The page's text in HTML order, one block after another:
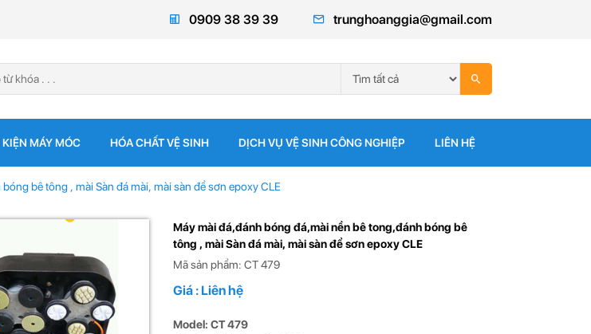
0909 38 39 39 trunghoanggia@gmail.com
MÁY MÓC HÓA CHẤT VỆ SINH DỊCH VỤ VỆ SINH CÔNG NGHIỆP LIÊN HỆ
bê tông , mài Sàn đá mài, mài sàn để sơn epoxy CLE
Máy mài đá,đánh bóng đá,mài nền bê tong,đánh bóng bê
tông , mài Sàn đá mài, mài sàn để sơn epoxy CLE
Mã sản phẩm: CT 479
Giá : Liên hệ
Model: CT 479